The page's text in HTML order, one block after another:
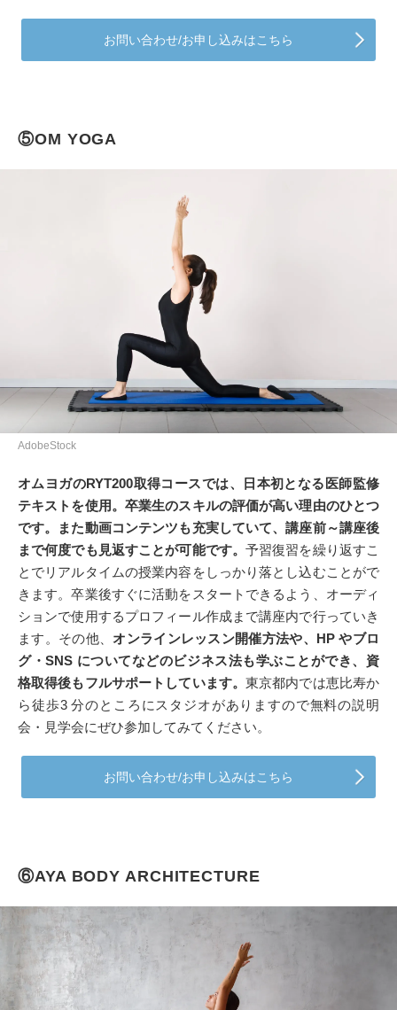
お問い合わせ/お申し込みはこちら
⑤OM YOGA
AdobeStock
オムヨガのRYT200取得コースでは、日本初となる医師監修
テキストを使用。卒業生のスキルの評価が高い理由のひとつ
です。また動画コンテンツも充実していて、講座前～講座後
まで何度でも見返すことが可能です。 予習復習を繰り返すこ
とでリアルタイムの授業内容をしっかり落とし込むことがで
きます。卒業後すぐに活動をスタートできるよう、オーディ
ションで使用するプロフィール作成まで講座内で行っていき
ます。その他、オンラインレッスン開催方法や、HP やブロ
グ・SNS についてなどのビジネス法も学ぶことができ、資
格取得後もフルサポートしています。 東京都内では恵比寿か
ら徒歩3 分のところにスタジオがありますので無料の説明
会・見学会にぜひ参加してみてください。
お問い合わせ/お申し込みはこちら
⑥AYA BODY ARCHITECTURE